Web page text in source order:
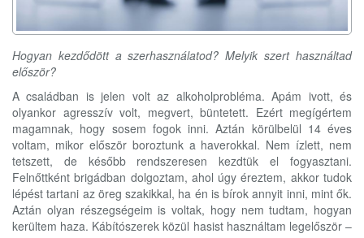
Hogyan kezdődött a szerhasználatod? Melyik szert használtad
először?
A családban is jelen volt az alkoholprobléma. Apám ivott, és
olyankor agresszív volt, megvert, büntetett. Ezért megígértem
magamnak, hogy sosem fogok inni. Aztán körülbelül 14 éves
voltam, mikor először boroztunk a haverokkal. Nem ízlett, nem
tetszett, de később rendszeresen kezdtük el fogyasztani.
Felnőttként brigádban dolgoztam, ahol úgy éreztem, akkor tudok
lépést tartani az öreg szakikkal, ha én is bírok annyit inni, mint ők.
Aztán olyan részegségeim is voltak, hogy nem tudtam, hogyan
kerültem haza. Kábítószerek közül hasist használtam legelőször –